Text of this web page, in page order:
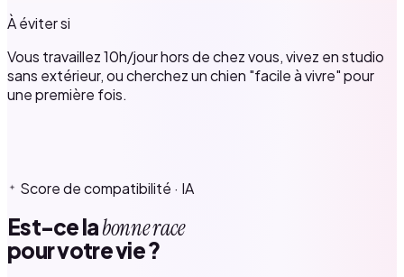
À éviter si
Vous travaillez 10h/jour hors de chez vous, vivez en studio
sans extérieur, ou cherchez un chien "facile à vivre" pour
une première fois.
Score de compatibilité · IA
Est-ce labonne race
pour votre vie ?